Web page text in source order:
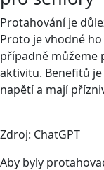
Protahování je
Proto je vhodné
případně můžeme
aktivitu. Benefitů
napětí a mají
Zdroj: ChatGPT
Aby byly